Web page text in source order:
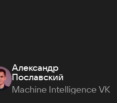
Александр
Пославский
Machine Intelligence VK